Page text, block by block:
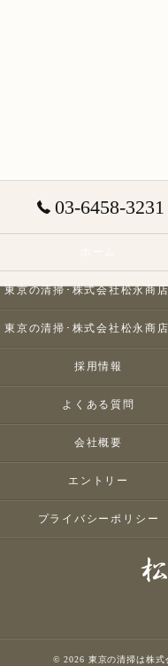
03-6458-3231
採用情報
よくある質問
会社概要
エントリー
プライバシーポリシー
© 2026 東京の清掃は株式